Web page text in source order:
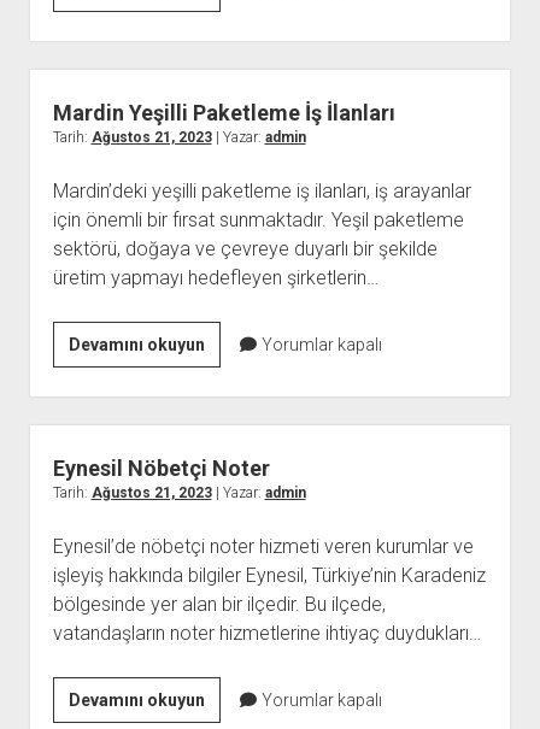
Hasankeyf
Paketleme
İş
İlanları
Mardin Yeşilli Paketleme İş İlanları
Tarih: Ağustos 21, 2023| Yazar: admin
Mardin’deki yeşilli paketleme iş ilanları, iş arayanlar
için önemli bir fırsat sunmaktadır. Yeşil paketleme
sektörü, doğaya ve çevreye duyarlı bir şekilde
üretim yapmayı hedefleyen şirketlerin…
Devamını okuyunMardin
Yeşilli
Paketleme
İş
İlanları
Yorumlar kapalı
Eynesil Nöbetçi Noter
Tarih: Ağustos 21, 2023| Yazar: admin
Eynesil’de nöbetçi noter hizmeti veren kurumlar ve
işleyiş hakkında bilgiler Eynesil, Türkiye’nin Karadeniz
bölgesinde yer alan bir ilçedir. Bu ilçede,
vatandaşların noter hizmetlerine ihtiyaç duydukları…
Devamını okuyunEynesil Yorumlar kapalı